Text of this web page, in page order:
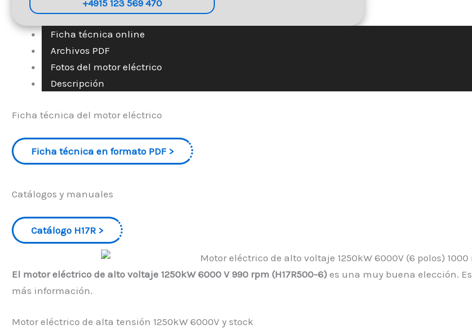
+4915 123 569 470
Ficha técnica online
Archivos PDF
Fotos del motor eléctrico
Descripción
Ficha técnica del motor eléctrico
Ficha técnica en formato PDF
Catálogos y manuales
Catálogo H17R
El motor eléctrico de alto voltaje 1250kW 6000 V 990 rpm (H17R500-6) es una muy buena elección.
más información.
Motor eléctrico de alta tensión 1250kW 6000V y stock